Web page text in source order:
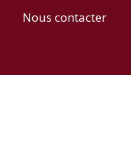
Nous contacter